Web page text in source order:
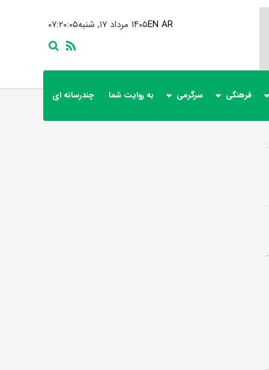
۰۷:۲۰:۰۶ ۱۴۰۵ مرداد ۱۷, شنبهEN AR
فرهنگی سرگرمی به روایت شما چندرسانه ای